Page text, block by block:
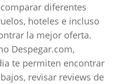
diferentes
hoteles e incluso
la mejor oferta.
Despegar.com,
te permiten encontrar
revisar reviews de